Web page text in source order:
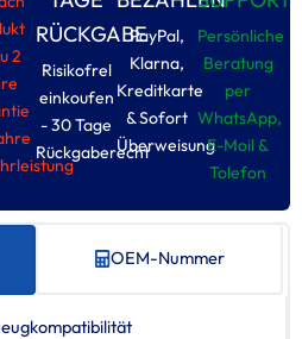
2
RÜCKGABE
Risikofrel
einkoufen
- 30 Tage
Rückgaberecht
PayPal,
Klarna,
Kreditkarte
& Sofort
Überweisung
Persönliche
Beratung
per
WhatsApp,
E-Moil &
Tolefon
OEM-Nummer